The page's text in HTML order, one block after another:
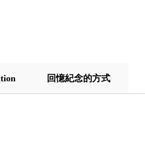
回憶紀念的方式